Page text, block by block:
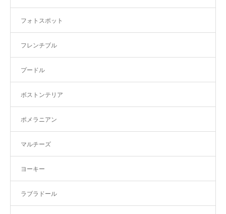
フォトスポット
フレンチブル
プードル
ボストンテリア
ポメラニアン
マルチーズ
ヨーキー
ラブラドール